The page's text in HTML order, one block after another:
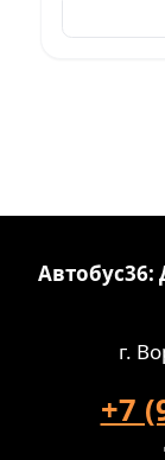
г.
+7